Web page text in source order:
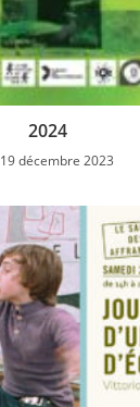
2024
19 décembre 2023